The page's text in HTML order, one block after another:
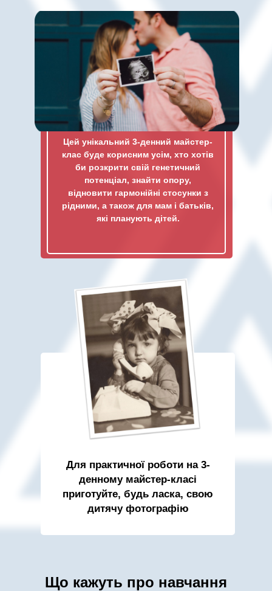
Цей унікальний 3-денний майстер-
клас буде корисним усім, хто хотів
би розкрити свій генетичний
потенціал, знайти опору,
відновити гармонійні стосунки з
рідними, а також для мам і батьків,
які планують дітей.
Для практичної роботи на 3-
денному майстер-класі
приготуйте, будь ласка, свою
дитячу фотографію
Що кажуть про навчання